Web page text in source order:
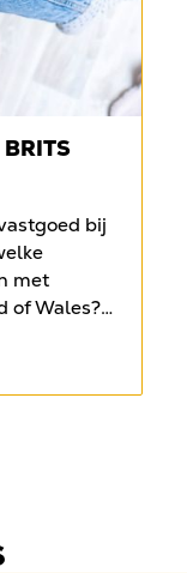
bij
met
of Wales?